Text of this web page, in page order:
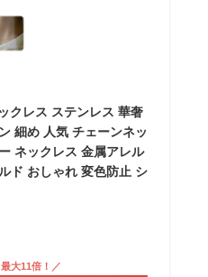
クレス ステンレス 華奢
細め 人気 チェーンネッ
ネックレス 金属アレル
ド おしゃれ 変色防止 シ
大11倍！／